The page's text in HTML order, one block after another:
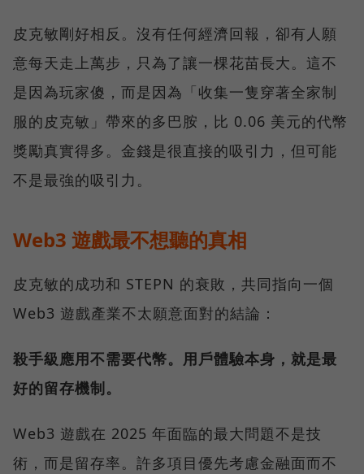
皮克敏剛好相反。沒有任何經濟回報，卻有人願
意每天走上萬步，只為了讓一棵花苗長大。這不
是因為玩家傻，而是因為「收集一隻穿著全家制
服的皮克敏」帶來的多巴胺，比 0.06 美元的代幣
獎勵真實得多。金錢是很直接的吸引力，但可能
不是最強的吸引力。
Web3 遊戲最不想聽的真相
皮克敏的成功和 STEPN 的衰敗，共同指向一個
Web3 遊戲產業不太願意面對的結論：
殺手級應用不需要代幣。用戶體驗本身，就是最
好的留存機制。
Web3 遊戲在 2025 年面臨的最大問題不是技
術，而是留存率。許多項目優先考慮金融面而不